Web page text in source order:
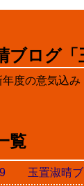
ブログ「
度の意気込み
覧
玉置淑晴ブ